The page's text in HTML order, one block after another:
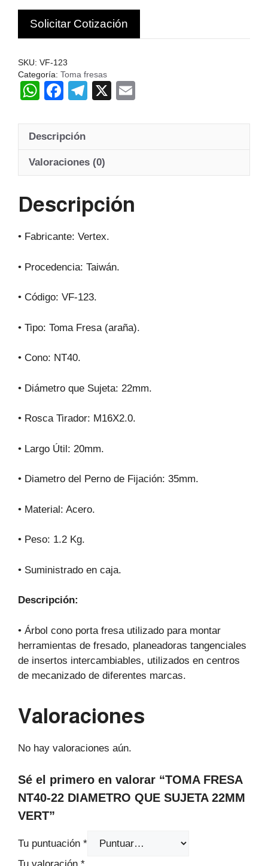
SUJETA
22MM
VERT
Solicitar Cotización
SKU: VF-123
Categoría: Toma fresas
W
at
A
p
F
c
b
o
T
e
a
X
ail
Descripción
Valoraciones (0)
Descripción
• Fabricante: Vertex.
• Procedencia: Taiwán.
• Código: VF-123.
• Tipo: Toma Fresa (araña).
• Cono: NT40.
• Diámetro que Sujeta: 22mm.
• Rosca Tirador: M16X2.0.
• Largo Útil: 20mm.
• Diametro del Perno de Fijación: 35mm.
• Material: Acero.
• Peso: 1.2 Kg.
• Suministrado en caja.
Descripción:
• Árbol cono porta fresa utilizado para montar
herramientas de fresado, planeadoras tangenciales
de insertos intercambiables, utilizados en centros
de mecanizado de diferentes marcas.
Valoraciones
No hay valoraciones aún.
Sé el primero en valorar “TOMA FRESA
NT40-22 DIAMETRO QUE SUJETA 22MM
VERT”
Tu puntuación *